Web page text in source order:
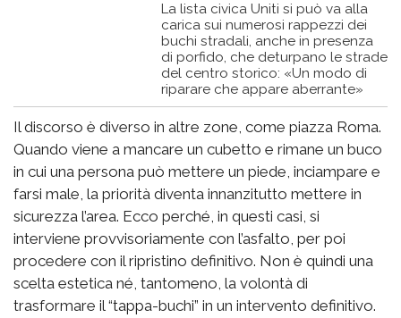
La lista civica Uniti si può va alla
carica sui numerosi rappezzi dei
buchi stradali, anche in presenza
di porfido, che deturpano le strade
del centro storico: «Un modo di
riparare che appare aberrante»
Il discorso è diverso in altre zone, come piazza Roma.
Quando viene a mancare un cubetto e rimane un buco
in cui una persona può mettere un piede, inciampare e
farsi male, la priorità diventa innanzitutto mettere in
sicurezza l’area. Ecco perché, in questi casi, si
interviene provvisoriamente con l’asfalto, per poi
procedere con il ripristino definitivo. Non è quindi una
scelta estetica né, tantomeno, la volontà di
trasformare il “tappa-buchi” in un intervento definitivo.